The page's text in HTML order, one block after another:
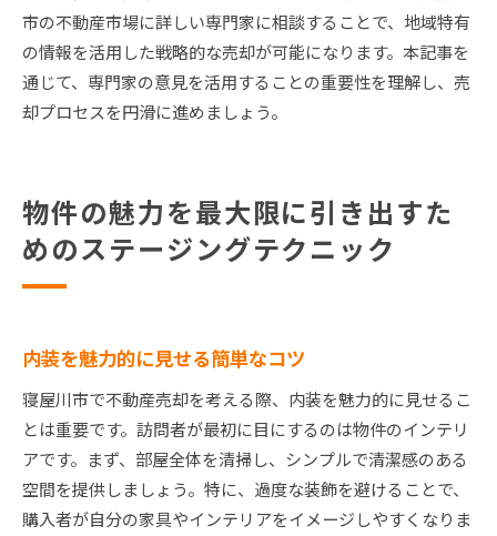
市の不動産市場に詳しい専門家に相談することで、地域特有
の情報を活用した戦略的な売却が可能になります。本記事を
通じて、専門家の意見を活用することの重要性を理解し、売
却プロセスを円滑に進めましょう。
物件の魅力を最大限に引き出すた
めのステージングテクニック
内装を魅力的に見せる簡単なコツ
寝屋川市で不動産売却を考える際、内装を魅力的に見せるこ
とは重要です。訪問者が最初に目にするのは物件のインテリ
アです。まず、部屋全体を清掃し、シンプルで清潔感のある
空間を提供しましょう。特に、過度な装飾を避けることで、
購入者が自分の家具やインテリアをイメージしやすくなりま